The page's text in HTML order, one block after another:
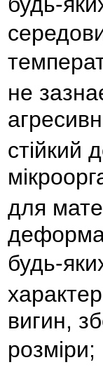
будь-
не
стійкий
для
будь-
вигин,
розміри;